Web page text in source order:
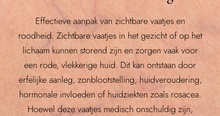
Effectieve aanpak van zichtbare vaatjes en
roodheid. Zichtbare vaatjes in het gezicht of op het
lichaam kunnen storend zijn en zorgen vaak voor
een rode, vlekkerige huid. Dit kan ontstaan door
erfelijke aanleg, zonblootstelling, huidveroudering,
hormonale invloeden of huidziekten zoals rosacea.
Hoewel deze vaatjes medisch onschuldig zijn,